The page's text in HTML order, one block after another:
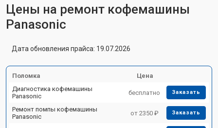
Цены на ремонт кофемашины
Panasonic
Дата обновления прайса: 19.07.2026
Поломка
Цена
Диагностика кофемашины
Panasonic
бесплатно Заказать
Ремонт помпы кофемашины
Panasonic
от 2350 ₽ Заказать